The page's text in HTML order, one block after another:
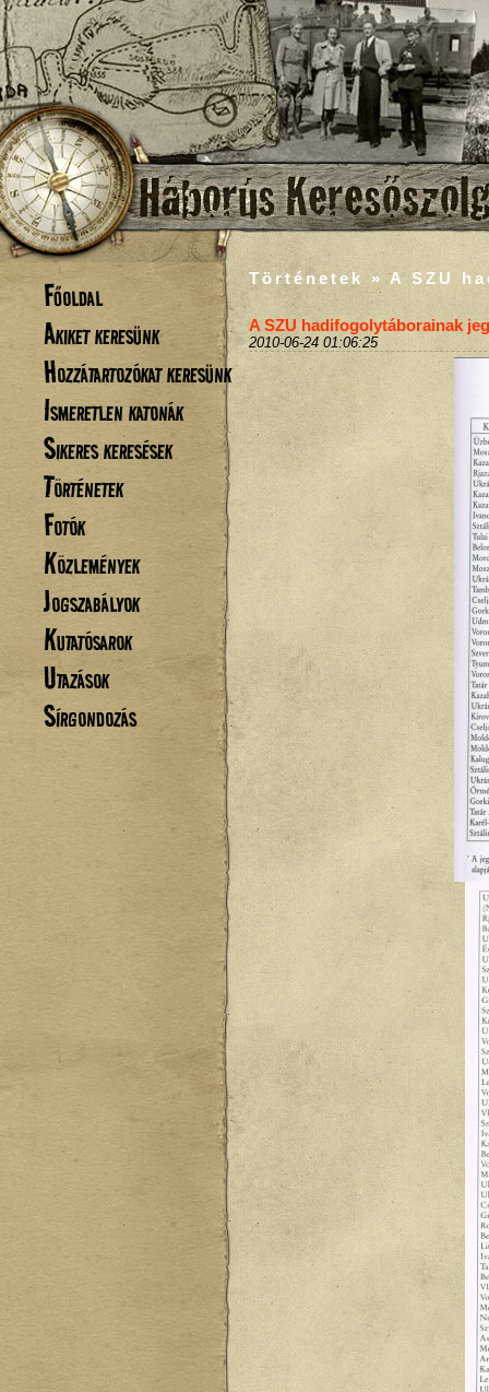
Főoldal
Akiket keresünk
Hozzátartozókat keresünk
Ismeretlen katonák
Sikeres keresések
Történetek
Fotók
Közlemények
Jogszabályok
Kutatósarok
Utazások
Sírgondozás
Történetek » A SZU
A SZU hadifogolytáborainak
2010-06-24 01:06:25